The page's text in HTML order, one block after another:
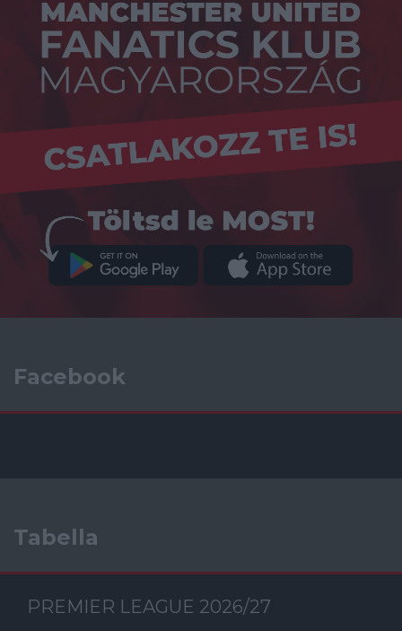
Facebook
Tabella
PREMIER LEAGUE 2026/27